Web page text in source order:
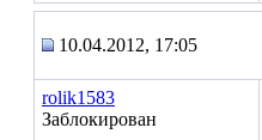
10.04.2012, 17:05
rolik1583
Заблокирован